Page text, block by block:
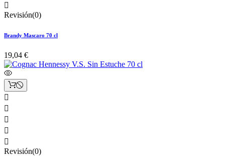

Revisión(0)
Brandy Mascaro 70 cl
19,04 €





Revisión(0)